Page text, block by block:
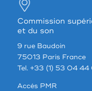
Commission
et du son
9 rue Baudoin
75013 Paris France
Tel. +33 (1) 53 04
Accés PMR